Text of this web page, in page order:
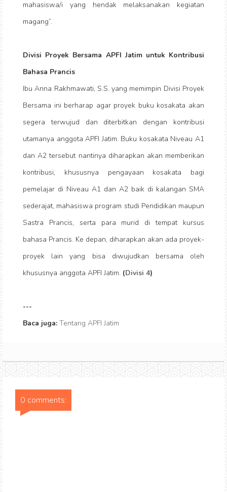
mahasiswa/i yang hendak melaksanakan kegiatan
magang”.
Divisi Proyek Bersama APFI Jatim untuk Kontribusi
Bahasa Prancis
Ibu Anna Rakhmawati, S.S. yang memimpin Divisi Proyek
Bersama ini berharap agar proyek buku kosakata akan
segera terwujud dan diterbitkan dengan kontribusi
utamanya anggota APFI Jatim. Buku kosakata Niveau A1
dan A2 tersebut nantinya diharapkan akan memberikan
kontribusi, khususnya pengayaan kosakata bagi
pemelajar di Niveau A1 dan A2 baik di kalangan SMA
sederajat, mahasiswa program studi Pendidikan maupun
Sastra Prancis, serta para murid di tempat kursus
bahasa Prancis. Ke depan, diharapkan akan ada proyek-
proyek lain yang bisa diwujudkan bersama oleh
khususnya anggota APFI Jatim. (Divisi 4)
---
Baca juga: Tentang APFI Jatim
0 comments: